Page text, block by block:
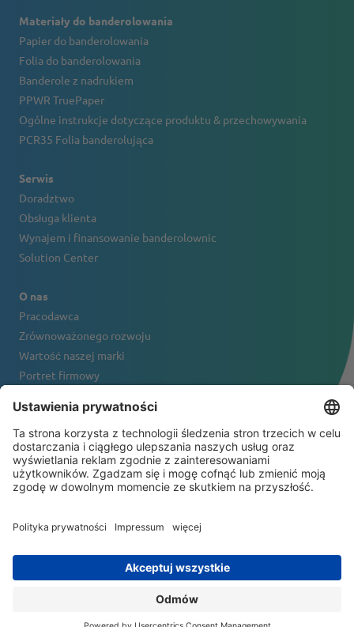
Materiały do banderolowania
Papier do banderolowania
Folia do banderolowania
Banderole z nadrukiem
PPWR TruePaper
Ogólne instrukcje dotyczące produktu & przechowywania
PCR35 Folia banderolująca
Serwis
Doradztwo
Obsługa klienta
Wynajem i finansowanie banderolownic
Solution Center
O nas
Pracodawca
Zrównoważonego rozwoju
Wartość naszej marki
Portret firmowy
Kontakt
NEWSLETTER
General Terms and Conditions